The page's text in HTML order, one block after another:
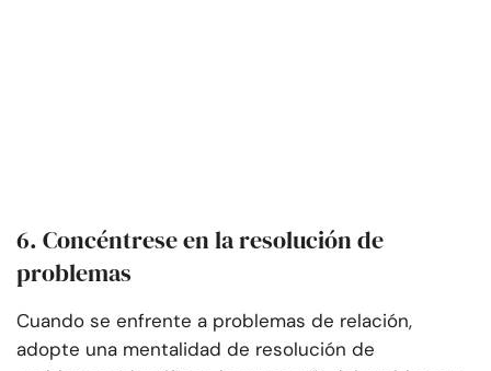
6. Concéntrese en la resolución de
problemas
Cuando se enfrente a problemas de relación,
adopte una mentalidad de resolución de